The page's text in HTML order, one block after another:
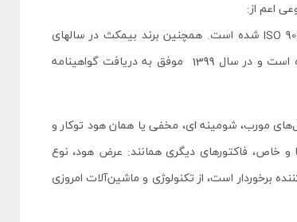
اعم از:
ISO 9001 ، ISO 10002 ، EOTA ، ISO/IEC17025،ISO 14001 ، OHSAS 18001 ، CE، QS شده است. همچنین برند بیمکث در سال­های
1380، 1381 و 1391 به ‌عنوان واحد نمونه استاندارد کشور انتخاب و معرفی ‌شده است و در سال 1399 موفق به دریافت گواهینامه
مورب، شومینه ای، مخفی یا همان هود توکار و
و خاص، فاکتورهای دیگری همانند: عرض هود، نوع
برخوردار است، از تکنولوژی و ماشین‌آلات امروزی